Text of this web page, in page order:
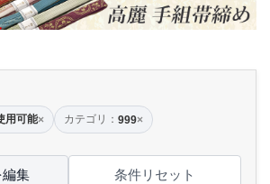
用可能× カテゴリ： 999×
集 条件リセット